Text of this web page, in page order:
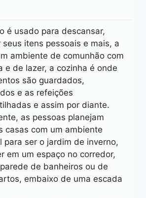
é usado para descansar,
seus itens pessoais e mais, a
ambiente de comunhão com
e de lazer, a cozinha é onde
são guardados,
e as refeições
e assim por diante.
as pessoas planejam
casas com um ambiente
para ser o jardim de inverno,
em um espaço no corredor,
de banheiros ou de
embaixo de uma escada